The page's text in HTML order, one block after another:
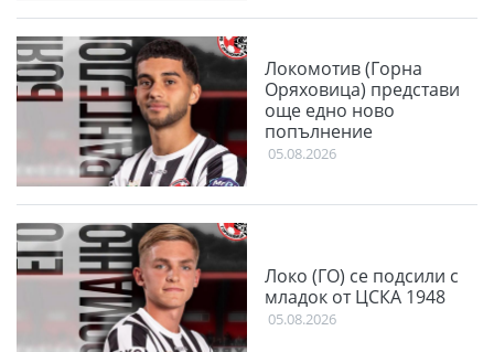
Локомотив (Горна
Оряховица) представи
още едно ново
попълнение
05.08.2026
Локо (ГО) се подсили с
младок от ЦСКА 1948
05.08.2026